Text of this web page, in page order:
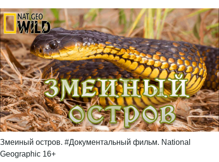
Змеиный остров. #Документальный фильм. National
Geographic 16+